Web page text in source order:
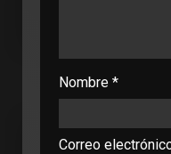
Nombre *
Correo